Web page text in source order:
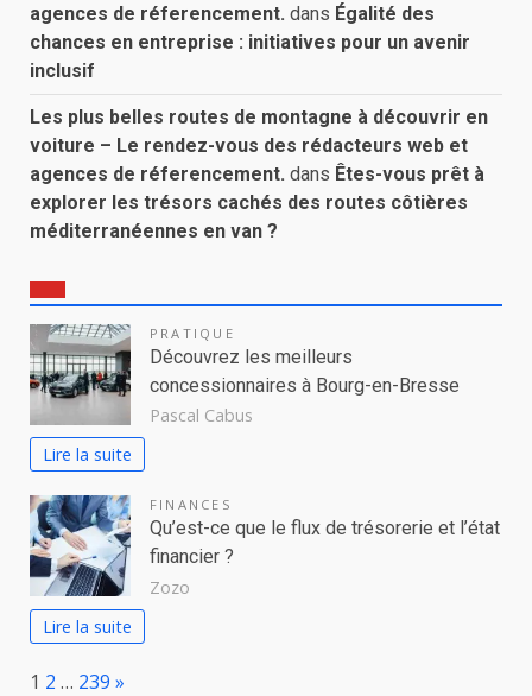
agences de réferencement. dans Égalité des
chances en entreprise : initiatives pour un avenir
inclusif
Les plus belles routes de montagne à découvrir en
voiture – Le rendez-vous des rédacteurs web et
agences de réferencement. dans Êtes-vous prêt à
explorer les trésors cachés des routes côtières
méditerranéennes en van ?
PRATIQUE
Découvrez les meilleurs
concessionnaires à Bourg-en-Bresse
Pascal Cabus
Lire la suite
FINANCES
Qu’est-ce que le flux de trésorerie et l’état
financier ?
Zozo
Lire la suite
Page:
1 2 … 239 Next
»